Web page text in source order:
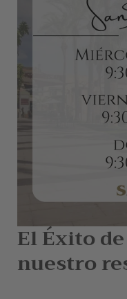
El Éxito
nuestro